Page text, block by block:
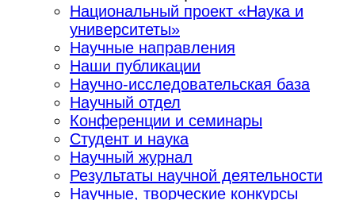
Национальный проект «Наука и
университеты»
Научные направления
Наши публикации
Научно-исследовательская база
Научный отдел
Конференции и семинары
Студент и наука
Научный журнал
Результаты научной деятельности
Научные, творческие конкурсы